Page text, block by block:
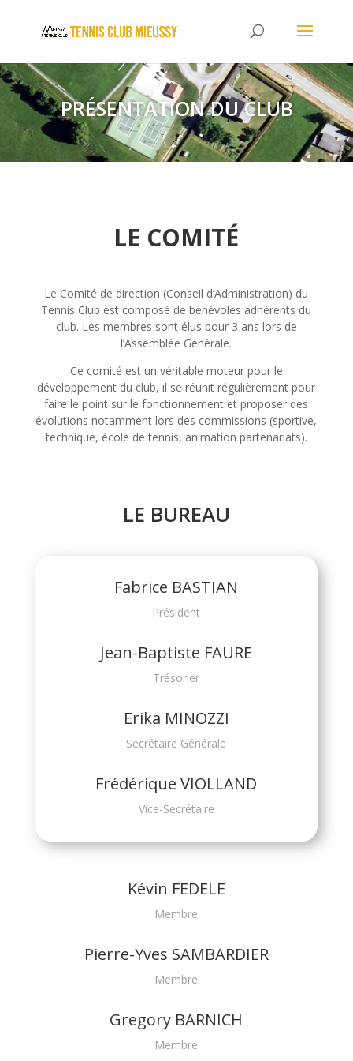
PRÉSENTATION DU CLUB
LE COMITÉ
Le Comité de direction (Conseil d’Administration) du
Tennis Club est composé de bénévoles adhérents du
club. Les membres sont élus pour 3 ans lors de
l’Assemblée Générale.
Ce comité est un véritable moteur pour le
développement du club, il se réunit régulièrement pour
faire le point sur le fonctionnement et proposer des
évolutions notamment lors des commissions (sportive,
technique, école de tennis, animation partenariats).
LE BUREAU
Fabrice BASTIAN
Président
Jean-Baptiste FAURE
Trésorier
Erika MINOZZI
Secrétaire Générale
Frédérique VIOLLAND
Vice-Secrétaire
Kévin FEDELE
Membre
Pierre-Yves SAMBARDIER
Membre
Gregory BARNICH
Membre